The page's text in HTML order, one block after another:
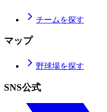
チームを探す
マップ
野球場を探す
SNS公式